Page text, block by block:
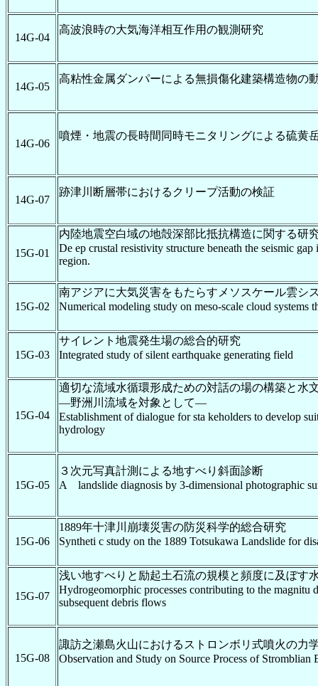
14G-04
高波浪時の大気海洋相互作用の観測研究
14G-05
高粘性金属ダンパーによる無損傷化建築構造物の
14G-06
噴煙・地震の長時間同時モニタリングによる硫黄
14G-07
跡津川断層帯におけるクリープ活動の検証
15G-01
内陸地震空白域の地殻深部比抵抗構造に関する研
De ep crustal resistivity structure beneath the seismic
region.
15G-02
南アジアに大気災害をもたらすメソスケール雲シ
Numerical modeling study on meso-scale cloud systems
15G-03
サイレント地震発生場の総合的研究
Integrated study of silent earthquake generating field
15G-04
適切な流域水循環形成ための対話の場の構築と水
―野洲川流域を対象として―
Establishment of dialogue for sta keholders to develop
hydrology
15G-05
３次元写真計測による地すべり斜面診断
A landslide diagnosis by 3-dimensional photographic
15G-06
1889年十津川崩壊災害の防災科学的総合研究
Syntheti c study on the 1889 Totsukawa Landslide for
15G-07
浅い地すべりと励起土石流の規模と頻度に及ぼす
Hydrogeomorphic processes contributing to the magnitu
subsequent debris flows
15G-08
諏訪之瀬島火山におけるストロンボリ式噴火の力
Observation and Study on Source Process of Stromblian